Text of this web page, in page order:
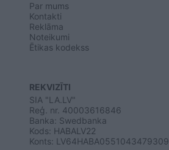
Par mums
Kontakti
Reklāma
Noteikumi
Ētikas kodekss
REKVIZĪTI
SIA "LA.LV"
Reģ. nr. 40003616846
Banka: Swedbanka
Kods: HABALV22
Konts: LV64HABA0551043479309